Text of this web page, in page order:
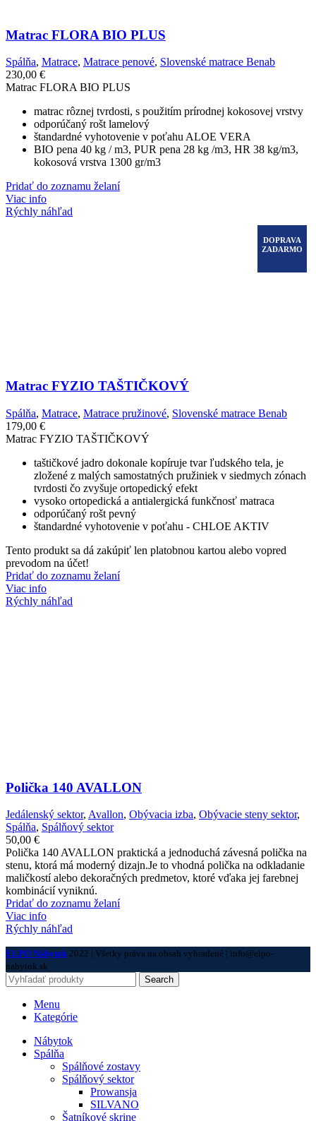
Matrac FLORA BIO PLUS
Spálňa, Matrace, Matrace penové, Slovenské matrace Benab
230,00 €
Matrac FLORA BIO PLUS
matrac rôznej tvrdosti, s použitím prírodnej kokosovej vrstvy
odporúčaný rošt lamelový
štandardné vyhotovenie v poťahu ALOE VERA
BIO pena 40 kg / m3, PUR pena 28 kg /m3, HR 38 kg/m3,
kokosová vrstva 1300 gr/m3
Pridať do zoznamu želaní
Viac info
Rýchly náhľad
DOPRAVA
ZADARMO
Matrac FYZIO TAŠTIČKOVÝ
Spálňa, Matrace, Matrace pružinové, Slovenské matrace Benab
179,00 €
Matrac FYZIO TAŠTIČKOVÝ
taštičkové jadro dokonale kopíruje tvar ľudského tela, je
zložené z malých samostatných pružiniek v siedmych zónach
tvrdosti čo zvyšuje ortopedický efekt
vysoko ortopedická a antialergická funkčnosť matraca
odporúčaný rošt pevný
štandardné vyhotovenie v poťahu - CHLOE AKTIV
Tento produkt sa dá zakúpiť len platobnou kartou alebo vopred
prevodom na účet!
Pridať do zoznamu želaní
Viac info
Rýchly náhľad
Polička 140 AVALLON
Jedálenský sektor, Avallon, Obývacia izba, Obývacie steny sektor,
Spálňa, Spálňový sektor
50,00 €
Polička 140 AVALLON praktická a jednoduchá závesná polička na
stenu, ktorá má moderný dizajn.Je to vhodná polička na odkladanie
maličkostí alebo dekoračných predmetov, ktoré vďaka jej farebnej
kombinácií vyniknú.
Pridať do zoznamu želaní
Viac info
Rýchly náhľad
ELPO Nábytok 2022 | Všetky práva na obsah vyhradené | info@elpo-
nabytok.sk
Search
Menu
Kategórie
Nábytok
Spálňa
Spálňové zostavy
Spálňový sektor
Prowansja
SILVANO
Šatníkové skrine